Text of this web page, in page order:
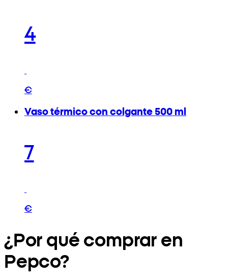
4
€
Vaso térmico con colgante 500 ml
7
€
¿Por qué comprar en
Pepco?